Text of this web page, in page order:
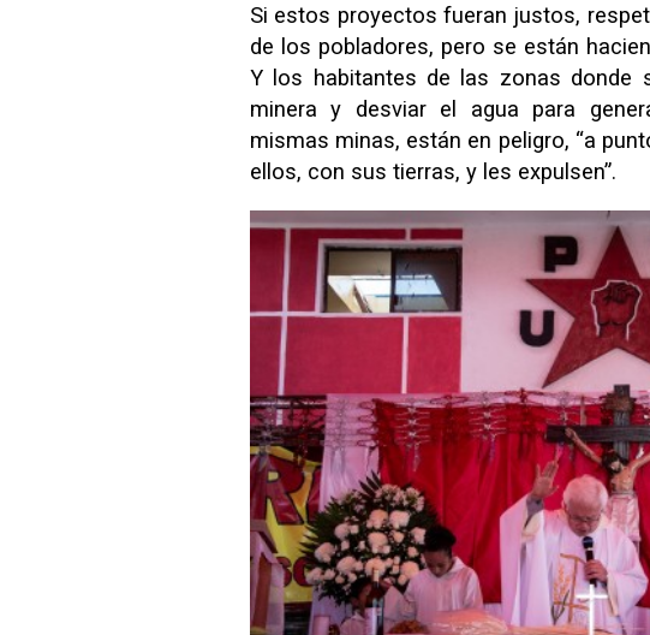
Si estos proyectos fueran justos,
de los pobladores, pero se están
Y los habitantes de las zonas donde
minera y desviar el agua para
mismas minas, están en peligro, “a
ellos, con sus tierras, y les expulsen”.